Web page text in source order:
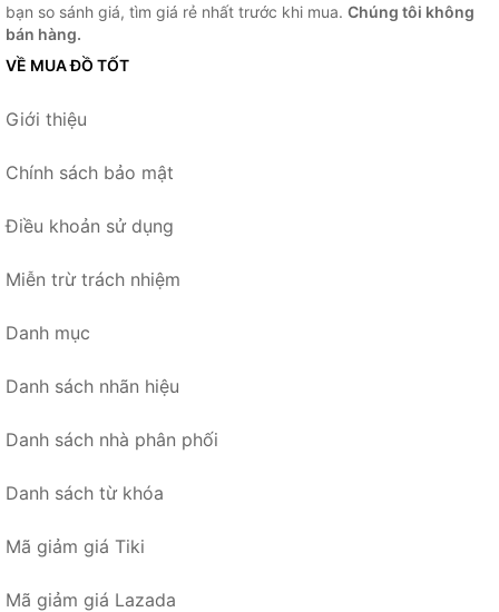
bạn so sánh giá, tìm giá rẻ nhất trước khi mua. Chúng tôi không
bán hàng.
VỀ MUA ĐỒ TỐT
Giới thiệu
Chính sách bảo mật
Điều khoản sử dụng
Miễn trừ trách nhiệm
Danh mục
Danh sách nhãn hiệu
Danh sách nhà phân phối
Danh sách từ khóa
Mã giảm giá Tiki
Mã giảm giá Lazada